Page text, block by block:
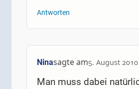
Antworten
Ninasagte am5. August
Man muss dabei